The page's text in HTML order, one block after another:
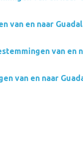
van en naar
van en
van en naar